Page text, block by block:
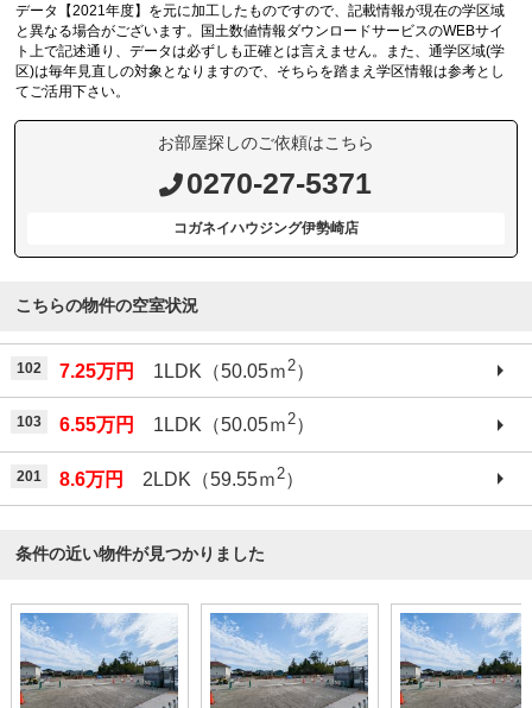
データ【2021年度】を元に加工したものですので、記載情報が現在の学区域
と異なる場合がございます。国土数値情報ダウンロードサービスのWEBサイ
ト上で記述通り、データは必ずしも正確とは言えません。また、通学区域(学
区)は毎年見直しの対象となりますので、そちらを踏まえ学区情報は参考とし
てご活用下さい。
お部屋探しのご依頼はこちら
0270-27-5371
コガネイハウジング伊勢崎店
こちらの物件の空室状況
102 7.25万円 1LDK（50.05ｍ2）
103 6.55万円 1LDK（50.05ｍ2）
201 8.6万円 2LDK（59.55ｍ 2）
条件の近い物件が見つかりました